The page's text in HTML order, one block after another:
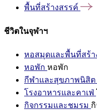
พื้นที่สร้างสรรค์
ชีวิตในจุฬาฯ
หอสมุดและพื้นที่สร้า
หอพัก หอพัก
กีฬาและสุขภาพนิสิต
โรงอาหารและคาเฟ่
กิจกรรมและชมรม